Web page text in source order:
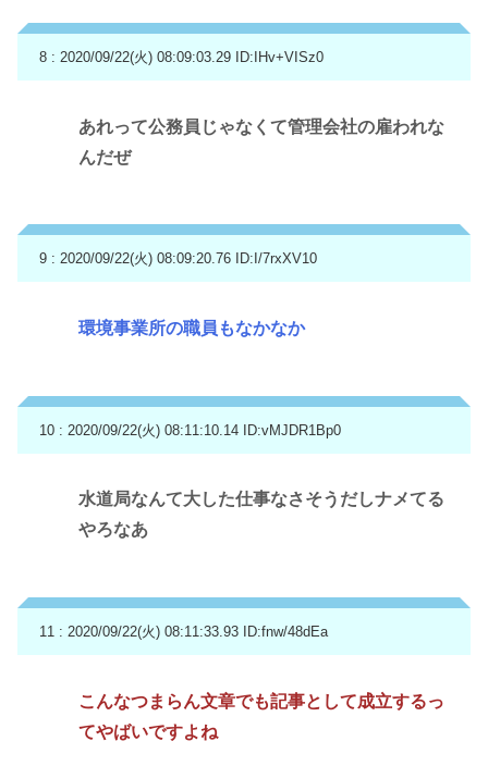
8 : 2020/09/22(火) 08:09:03.29 ID:IHv+VISz0
あれって公務員じゃなくて管理会社の雇われな
んだぜ
9 : 2020/09/22(火) 08:09:20.76 ID:I/7rxXV10
環境事業所の職員もなかなか
10 : 2020/09/22(火) 08:11:10.14 ID:vMJDR1Bp0
水道局なんて大した仕事なさそうだしナメてる
やろなあ
11 : 2020/09/22(火) 08:11:33.93 ID:fnw/48dEa
こんなつまらん文章でも記事として成立するっ
てやばいですよね